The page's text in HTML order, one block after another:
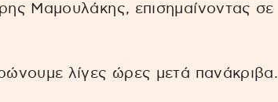
Μαμουλάκης, επισημαίνοντας σε
λίγες ώρες μετά πανάκριβα.